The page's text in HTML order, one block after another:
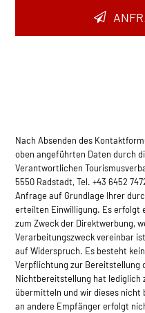
Nach Absenden des
oben angeführten Daten durch
Verantwortlichen
5550 Radstadt, Tel. +43 6452
Anfrage auf Grundlage Ihrer
erteilten Einwilligung. Es erfolgt
zum Zweck der Direktwerbung,
Verarbeitungszweck vereinbar
auf Widerspruch. Es besteht
Verpflichtung zur Bereitstellung
Nichtbereitstellung hat lediglich
übermitteln und wir dieses nicht
an andere Empfänger erfolgt